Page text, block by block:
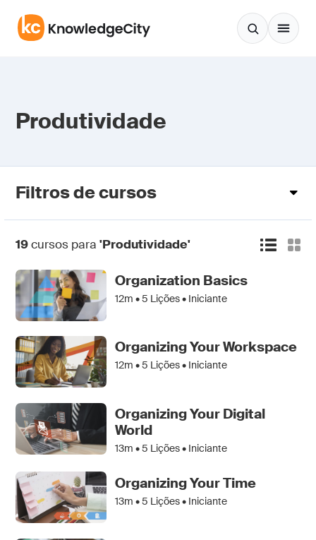
Produtividade
Filtros de cursos
19cursos para 'Produtividade'
Organization Basics
12m •5 Lições • Iniciante
Organizing Your Workspace
12m •5 Lições • Iniciante
Organizing Your Digital
World
13m •5 Lições • Iniciante
Organizing Your Time
13m •5 Lições • Iniciante